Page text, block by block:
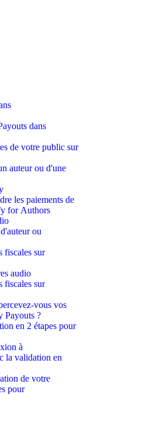
dans
de votre public sur
auteur ou d'une
les paiements de
for Authors
ou
fiscales sur
audio
fiscales sur
vous vos
Payouts ?
en 2 étapes pour
à
la validation en
de votre
pour